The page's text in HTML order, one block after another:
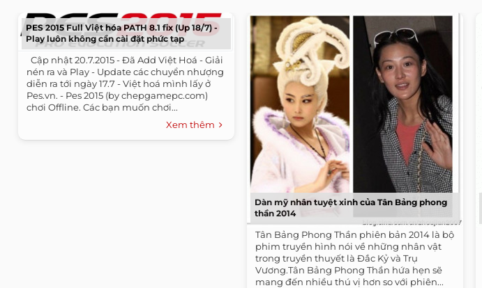
PES 2015 Full Việt hóa PATH 8.1 fix (Up 18/7) -
Play luôn không cần cài đặt phức tạp
​ ​ Cập nhật 20.7.2015 - Đã Add Việt Hoá - Giải
nén ra và Play - Update các chuyển nhượng
diễn ra tới ngày 17.7 - Việt hoá mình lấy ở
Pes.vn. - Pes 2015 (by chepgamepc.com)
chơi Offline. Các bạn muốn chơi...
Xem thêm
Dàn mỹ nhân tuyệt xinh của Tân Bảng phong
thần 2014
Tân Bảng Phong Thần phiên bản 2014 là bộ
phim truyền hình nói về những nhân vật
trong truyền thuyết là Đắc Kỷ và Trụ
Vương.Tân Bảng Phong Thần hứa hẹn sẽ
mang đến nhiều thú vị hơn so với phiên...